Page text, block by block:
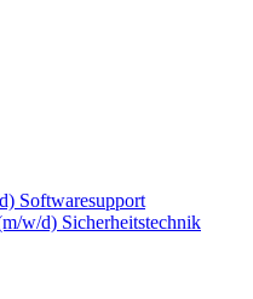
Softwaresupport
w/d) Sicherheitstechnik